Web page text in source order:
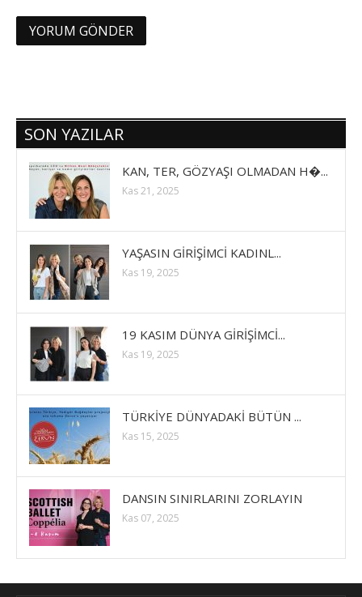
SON YAZILAR
KAN, TER, GÖZYAŞI OLMADAN H�...
Kas 21, 2025
YAŞASIN GİRİŞİMCİ KADINL...
Kas 19, 2025
19 KASIM DÜNYA GİRİŞİMCİ...
Kas 19, 2025
TÜRKİYE DÜNYADAKİ BÜTÜN ...
Kas 15, 2025
DANSIN SINIRLARINI ZORLAYIN
Kas 07, 2025